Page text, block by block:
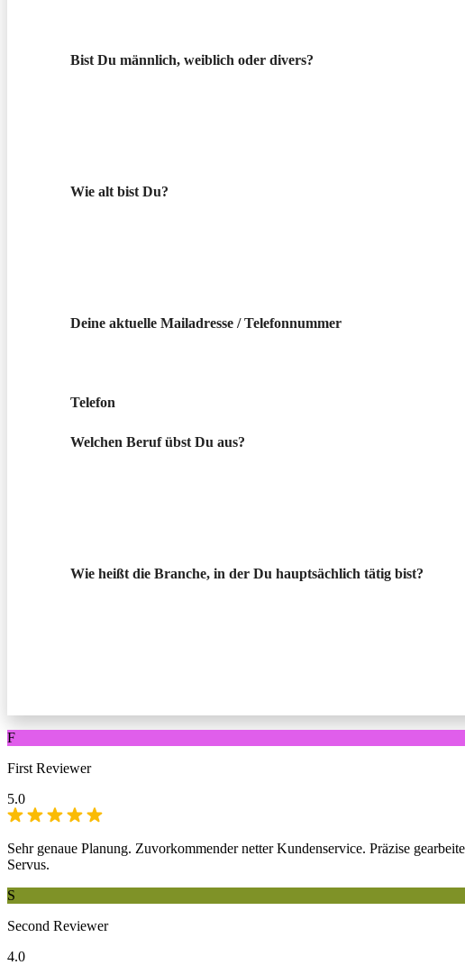
Bist Du männlich, weiblich oder divers?
Wie alt bist Du?
Deine aktuelle Mailadresse / Telefonnummer
Telefon
Welchen Beruf übst Du aus?
Wie heißt die Branche, in der Du hauptsächlich tätig bist?
F
First Reviewer
5.0
Sehr genaue Planung. Zuvorkommender netter Kundenservice. Präzise
Servus.
S
Second Reviewer
4.0